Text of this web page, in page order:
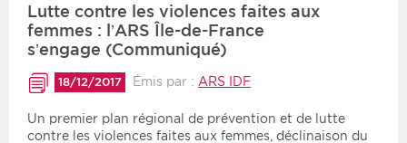
Lutte contre les violences faites aux
femmes : l’ARS Île-de-France
s’engage (Communiqué)
18/12/2017 Émis par :ARS IDF
Un premier plan régional de prévention et de lutte
contre les violences faites aux femmes, déclinaison du